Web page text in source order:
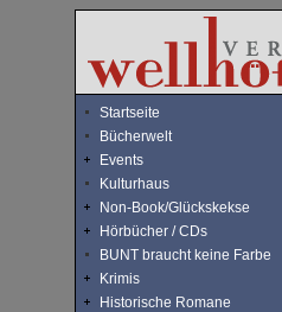
Startseite
Bücherwelt
Events
Kulturhaus
Non-Book/Glückskekse
Hörbücher / CDs
BUNT braucht keine Farbe
Krimis
Historische Romane